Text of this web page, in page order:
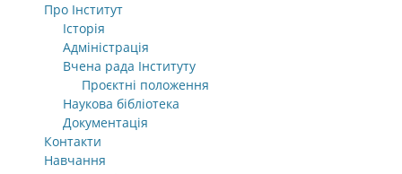
Про Інститут
Історія
Адміністрація
Вчена рада Інституту
Проєктні положення
Наукова бібліотека
Документація
Контакти
Навчання